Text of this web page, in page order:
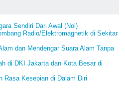
Sendiri Dari Awal (Nol)
Radio/Elektromagnetik di Sekitar
dan Mendengar Suara Alam Tanpa
di DKI Jakarta dan Kota Besar di
Rasa Kesepian di Dalam Diri